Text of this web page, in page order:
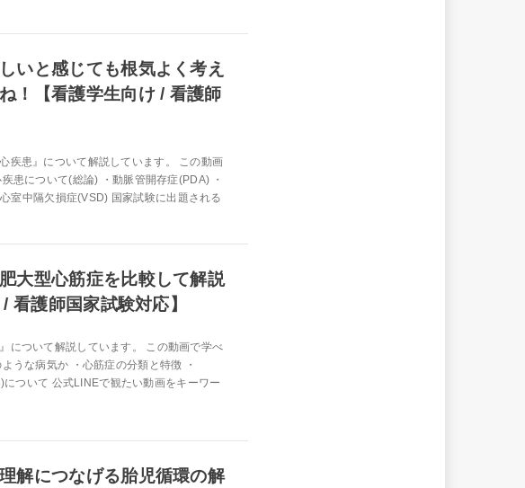
いと感じても根気よく考え
！【看護学生向け / 看護師
疾患』について解説しています。 この動画
患について(総論) ・動脈管開存症(PDA) ・
室中隔欠損症(VSD) 国家試験に出題される
大型心筋症を比較して解説
看護師国家試験対応】
について解説しています。 この動画で学べ
うな病気か ・心筋症の分類と特徴 ・
について 公式LINEで観たい動画をキーワー
解につなげる胎児循環の解